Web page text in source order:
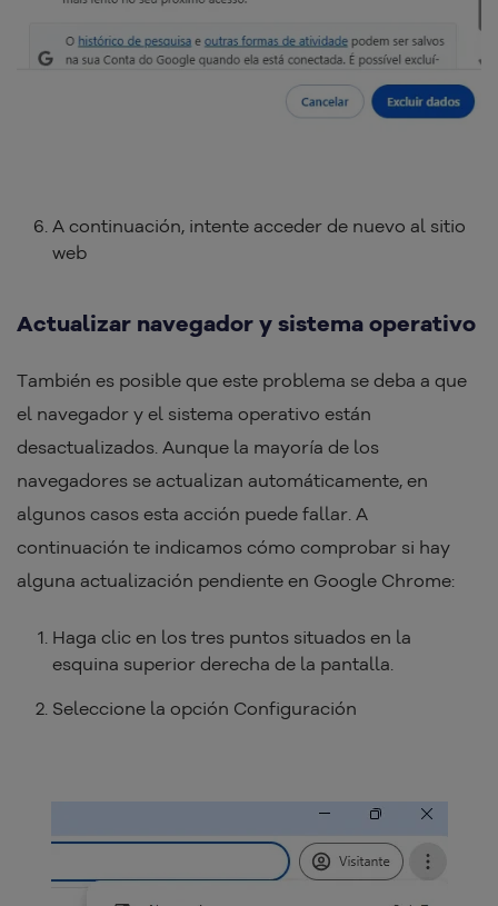
A continuación, intente acceder de nuevo al sitio
web
Actualizar navegador y sistema operativo
También es posible que este problema se deba a que
el navegador y el sistema operativo están
desactualizados. Aunque la mayoría de los
navegadores se actualizan automáticamente, en
algunos casos esta acción puede fallar. A
continuación te indicamos cómo comprobar si hay
alguna actualización pendiente en Google Chrome:
Haga clic en los tres puntos situados en la
esquina superior derecha de la pantalla.
Seleccione la opción Configuración